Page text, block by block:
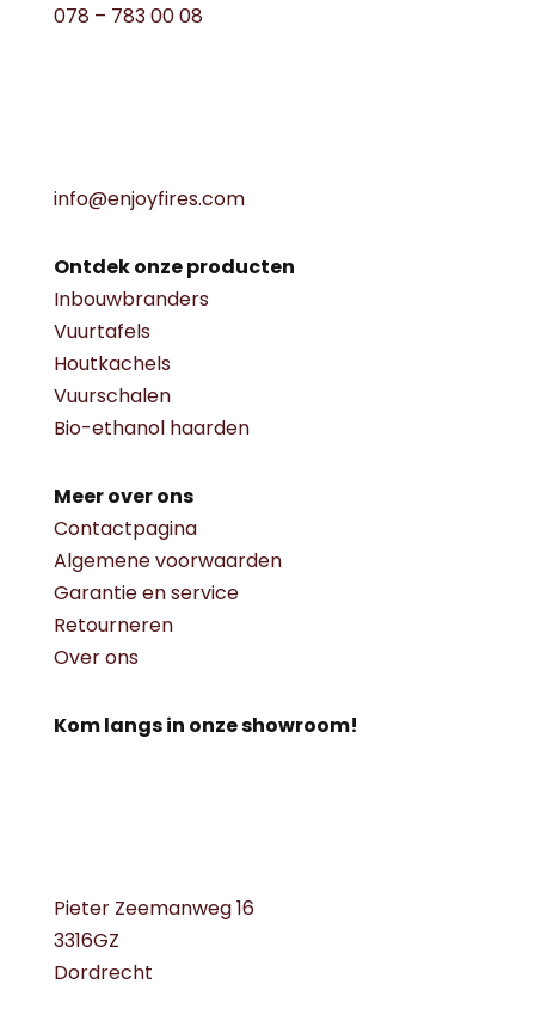
078 – 783 00 08
info@enjoyfires.com
Ontdek onze producten
Inbouwbranders
Vuurtafels
Houtkachels
Vuurschalen
Bio-ethanol haarden
Meer over ons
Contactpagina
Algemene voorwaarden
Garantie en service
Retourneren
Over ons
Kom langs in onze showroom!
Pieter Zeemanweg 16
3316GZ
Dordrecht